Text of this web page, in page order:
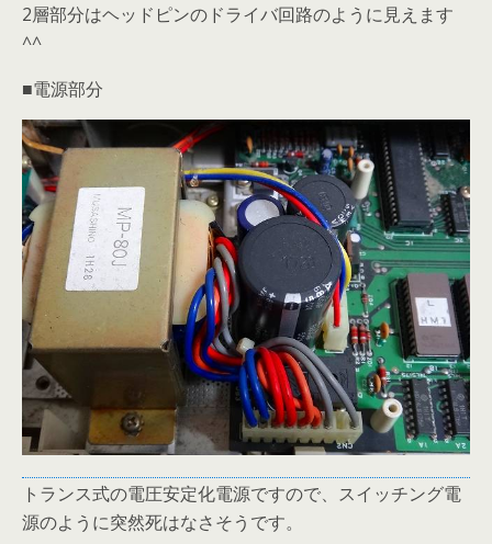
2層部分はヘッドピンのドライバ回路のように見えます
^^
■電源部分
トランス式の電圧安定化電源ですので、スイッチング電
源のように突然死はなさそうです。